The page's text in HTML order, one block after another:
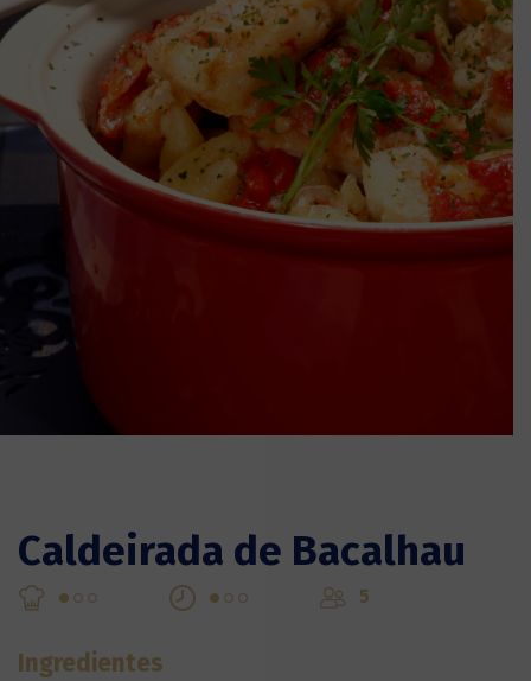
Caldeirada de Bacalhau
5
Ingredientes